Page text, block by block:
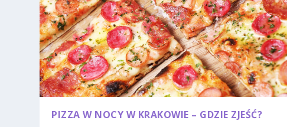
PIZZA W NOCY W KRAKOWIE – GDZIE ZJEŚĆ?